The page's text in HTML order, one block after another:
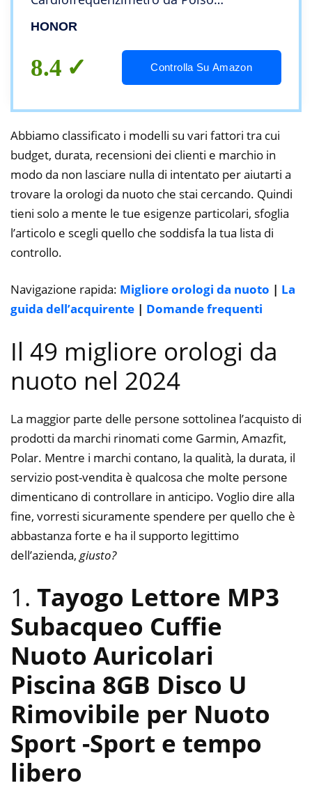
Contapassi Smartband Sportivo Activity
HONOR
8.4 Controlla Su Amazon
Abbiamo classificato i modelli su vari fattori tra cui
budget, durata, recensioni dei clienti e marchio in
modo da non lasciare nulla di intentato per aiutarti a
trovare la orologi da nuoto che stai cercando. Quindi
tieni solo a mente le tue esigenze particolari, sfoglia
l’articolo e scegli quello che soddisfa la tua lista di
controllo.
Navigazione rapida: Migliore orologi da nuoto | La
guida dell’acquirente | Domande frequenti
Il 49 migliore orologi da
nuoto nel 2024
La maggior parte delle persone sottolinea l’acquisto di
prodotti da marchi rinomati come Garmin, Amazfit,
Polar. Mentre i marchi contano, la qualità, la durata, il
servizio post-vendita è qualcosa che molte persone
dimenticano di controllare in anticipo. Voglio dire alla
fine, vorresti sicuramente spendere per quello che è
abbastanza forte e ha il supporto legittimo
dell’azienda, giusto?
1. Tayogo Lettore MP3
Subacqueo Cuffie
Nuoto Auricolari
Piscina 8GB Disco U
Rimovibile per Nuoto
Sport -Sport e tempo
libero